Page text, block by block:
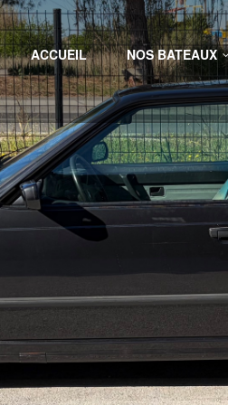
ACCUEIL NOS BATEAUX